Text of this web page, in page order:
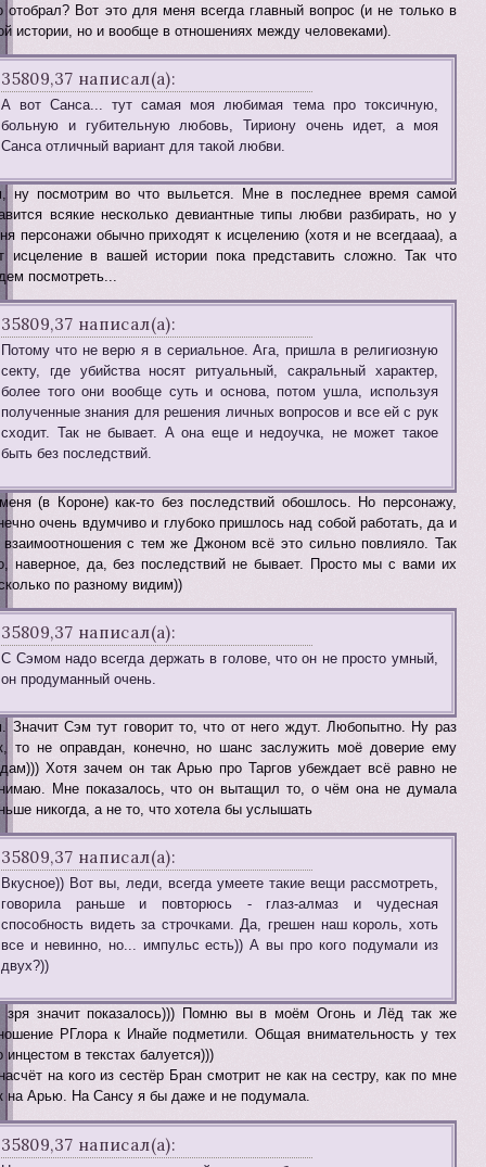
отобрал? Вот это для меня всегда главный вопрос (и не только в
истории, но и вообще в отношениях между человеками).
35809,37 написал(а):
А вот Санса... тут самая моя любимая тема про токсичную,
больную и губительную любовь, Тириону очень идет, а моя
Санса отличный вариант для такой любви.
ну посмотрим во что выльется. Мне в последнее время самой
всякие несколько девиантные типы любви разбирать, но у
персонажи обычно приходят к исцелению (хотя и не всегдааа), а
исцеление в вашей истории пока представить сложно. Так что
посмотреть...
35809,37 написал(а):
Потому что не верю я в сериальное. Ага, пришла в религиозную
секту, где убийства носят ритуальный, сакральный характер,
более того они вообще суть и основа, потом ушла, используя
полученные знания для решения личных вопросов и все ей с рук
сходит. Так не бывает. А она еще и недоучка, не может такое
быть без последствий.
(в Короне) как-то без последствий обошлось. Но персонажу,
очень вдумчиво и глубоко пришлось над собой работать, да и
взаимоотношения с тем же Джоном всё это сильно повлияло. Так
наверное, да, без последствий не бывает. Просто мы с вами их
по разному видим))
35809,37 написал(а):
С Сэмом надо всегда держать в голове, что он не просто умный,
он продуманный очень.
Значит Сэм тут говорит то, что от него ждут. Любопытно. Ну раз
то не оправдан, конечно, но шанс заслужить моё доверие ему
Хотя зачем он так Арью про Таргов убеждает всё равно не
Мне показалось, что он вытащил то, о чём она не думала
никогда, а не то, что хотела бы услышать
35809,37 написал(а):
Вкусное)) Вот вы, леди, всегда умеете такие вещи рассмотреть,
говорила раньше и повторюсь - глаз-алмаз и чудесная
способность видеть за строчками. Да, грешен наш король, хоть
все и невинно, но... импульс есть)) А вы про кого подумали из
двух?))
зря значит показалось))) Помню вы в моём Огонь и Лёд так же
РГлора к Инайе подметили. Общая внимательность у тех
инцестом в текстах балуется)))
на кого из сестёр Бран смотрит не как на сестру, как по мне
на Арью. На Сансу я бы даже и не подумала.
35809,37 написал(а):